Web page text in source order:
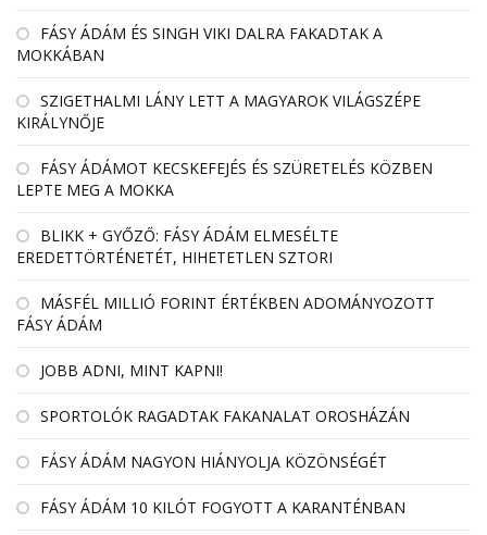
FÁSY ÁDÁM ÉS SINGH VIKI DALRA FAKADTAK A
MOKKÁBAN
SZIGETHALMI LÁNY LETT A MAGYAROK VILÁGSZÉPE
KIRÁLYNŐJE
FÁSY ÁDÁMOT KECSKEFEJÉS ÉS SZÜRETELÉS KÖZBEN
LEPTE MEG A MOKKA
BLIKK + GYŐZŐ: FÁSY ÁDÁM ELMESÉLTE
EREDETTÖRTÉNETÉT, HIHETETLEN SZTORI
MÁSFÉL MILLIÓ FORINT ÉRTÉKBEN ADOMÁNYOZOTT
FÁSY ÁDÁM
JOBB ADNI, MINT KAPNI!
SPORTOLÓK RAGADTAK FAKANALAT OROSHÁZÁN
FÁSY ÁDÁM NAGYON HIÁNYOLJA KÖZÖNSÉGÉT
FÁSY ÁDÁM 10 KILÓT FOGYOTT A KARANTÉNBAN